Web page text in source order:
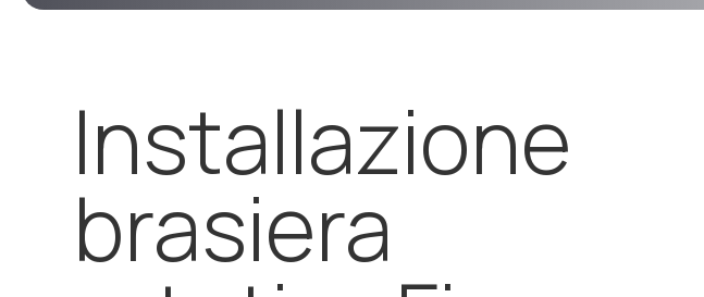
Installazione
brasiera